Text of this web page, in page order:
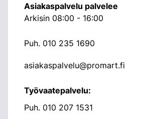
Asiakaspalvelu palvelee
Arkisin 08:00 - 16:00
Puh. 010 235 1690
asiakaspalvelu@promart.fi
Työvaatepalvelu:
Puh. 010 207 1531